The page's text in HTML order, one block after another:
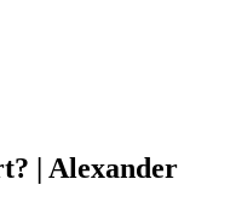
| Alexander